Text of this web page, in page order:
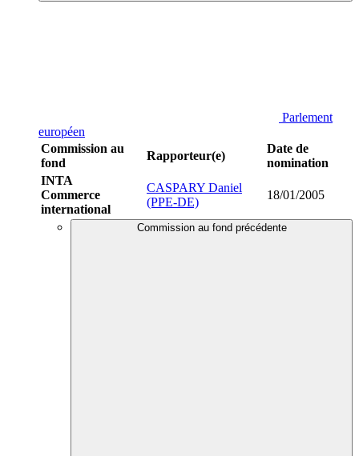
Parlement
européen
Commission au
fond
Rapporteur(e)
Date de
nomination
INTA
Commerce
international
CASPARY Daniel
(PPE-DE)
18/01/2005
Commission au fond précédente